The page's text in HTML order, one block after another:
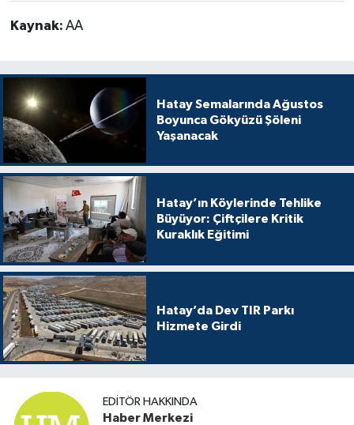
Kaynak: AA
Hatay Semalarında Ağustos
Boyunca Gökyüzü Şöleni
Yaşanacak
Hatay’ın Köylerinde Tehlike
Büyüyor: Çiftçilere Kritik
Kuraklık Eğitimi
Hatay’da Dev TIR Parkı
Hizmete Girdi
EDITÖR HAKKINDA
Haber Merkezi